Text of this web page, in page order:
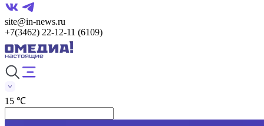
site@in-news.ru
+7(3462) 22-12-11 (6109)
15 ℃